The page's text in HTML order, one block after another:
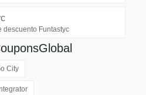
descuento Funtastyc
City